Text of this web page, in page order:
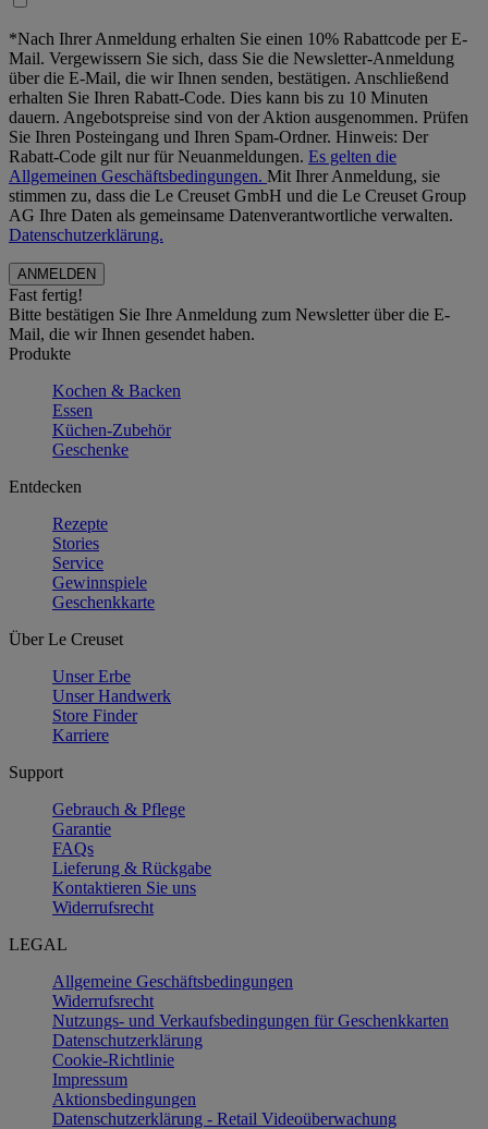
*Nach Ihrer Anmeldung erhalten Sie einen 10% Rabattcode per E-
Mail. Vergewissern Sie sich, dass Sie die Newsletter-Anmeldung
über die E-Mail, die wir Ihnen senden, bestätigen. Anschließend
erhalten Sie Ihren Rabatt-Code. Dies kann bis zu 10 Minuten
dauern. Angebotspreise sind von der Aktion ausgenommen. Prüfen
Sie Ihren Posteingang und Ihren Spam-Ordner. Hinweis: Der
Rabatt-Code gilt nur für Neuanmeldungen. Es gelten die
Allgemeinen Geschäftsbedingungen. Mit Ihrer Anmeldung, sie
stimmen zu, dass die Le Creuset GmbH und die Le Creuset Group
AG Ihre Daten als gemeinsame Datenverantwortliche verwalten.
Datenschutzerklärung.
Fast fertig!
Bitte bestätigen Sie Ihre Anmeldung zum Newsletter über die E-
Mail, die wir Ihnen gesendet haben.
Produkte
Kochen & Backen
Essen
Küchen-Zubehör
Geschenke
Entdecken
Rezepte
Stories
Service
Gewinnspiele
Geschenkkarte
Über Le Creuset
Unser Erbe
Unser Handwerk
Store Finder
Karriere
Support
Gebrauch & Pflege
Garantie
FAQs
Lieferung & Rückgabe
Kontaktieren Sie uns
Widerrufsrecht
LEGAL
Allgemeine Geschäftsbedingungen
Widerrufsrecht
Nutzungs- und Verkaufsbedingungen für Geschenkkarten
Datenschutzerklärung
Cookie-Richtlinie
Impressum
Aktionsbedingungen
Datenschutzerklärung - Retail Videoüberwachung